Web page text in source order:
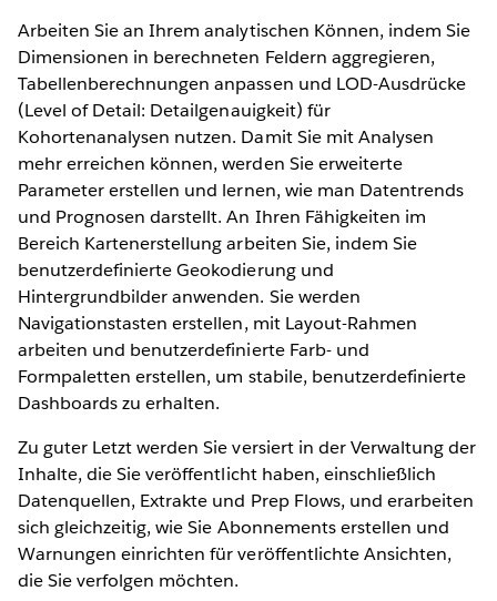
Arbeiten Sie an Ihrem analytischen Können, indem Sie
Dimensionen in berechneten Feldern aggregieren,
Tabellenberechnungen anpassen und LOD-Ausdrücke
(Level of Detail: Detailgenauigkeit) für
Kohortenanalysen nutzen. Damit Sie mit Analysen
mehr erreichen können, werden Sie erweiterte
Parameter erstellen und lernen, wie man Datentrends
und Prognosen darstellt. An Ihren Fähigkeiten im
Bereich Kartenerstellung arbeiten Sie, indem Sie
benutzerdefinierte Geokodierung und
Hintergrundbilder anwenden. Sie werden
Navigationstasten erstellen, mit Layout-Rahmen
arbeiten und benutzerdefinierte Farb- und
Formpaletten erstellen, um stabile, benutzerdefinierte
Dashboards zu erhalten.
Zu guter Letzt werden Sie versiert in der Verwaltung der
Inhalte, die Sie veröffentlicht haben, einschließlich
Datenquellen, Extrakte und Prep Flows, und erarbeiten
sich gleichzeitig, wie Sie Abonnements erstellen und
Warnungen einrichten für veröffentlichte Ansichten,
die Sie verfolgen möchten.